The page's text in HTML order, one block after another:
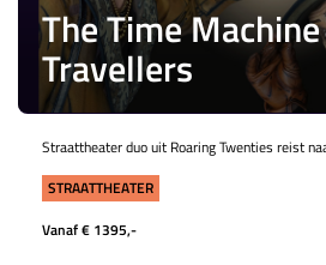
The Time Machine
Travellers
Straattheater duo uit Roaring Twenties reist
STRAATTHEATER
Vanaf € 1395,-